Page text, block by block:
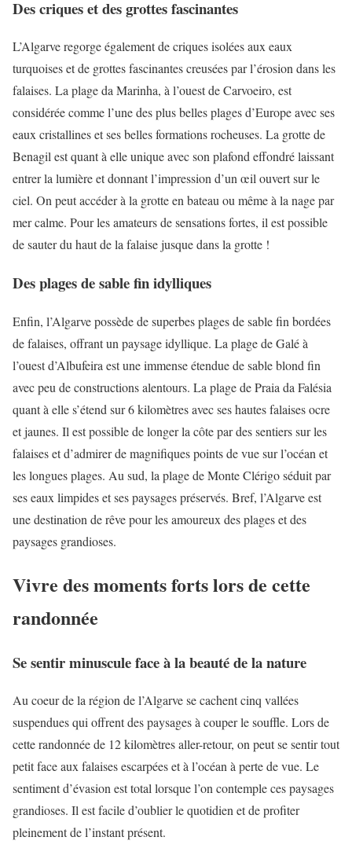
Des criques et des grottes fascinantes
L’Algarve regorge également de criques isolées aux eaux
turquoises et de grottes fascinantes creusées par l’érosion dans les
falaises. La plage da Marinha, à l’ouest de Carvoeiro, est
considérée comme l’une des plus belles plages d’Europe avec ses
eaux cristallines et ses belles formations rocheuses. La grotte de
Benagil est quant à elle unique avec son plafond effondré laissant
entrer la lumière et donnant l’impression d’un œil ouvert sur le
ciel. On peut accéder à la grotte en bateau ou même à la nage par
mer calme. Pour les amateurs de sensations fortes, il est possible
de sauter du haut de la falaise jusque dans la grotte !
Des plages de sable fin idylliques
Enfin, l’Algarve possède de superbes plages de sable fin bordées
de falaises, offrant un paysage idyllique. La plage de Galé à
l’ouest d’Albufeira est une immense étendue de sable blond fin
avec peu de constructions alentours. La plage de Praia da Falésia
quant à elle s’étend sur 6 kilomètres avec ses hautes falaises ocre
et jaunes. Il est possible de longer la côte par des sentiers sur les
falaises et d’admirer de magnifiques points de vue sur l’océan et
les longues plages. Au sud, la plage de Monte Clérigo séduit par
ses eaux limpides et ses paysages préservés. Bref, l’Algarve est
une destination de rêve pour les amoureux des plages et des
paysages grandioses.
Vivre des moments forts lors de cette
randonnée
Se sentir minuscule face à la beauté de la nature
Au coeur de la région de l’Algarve se cachent cinq vallées
suspendues qui offrent des paysages à couper le souffle. Lors de
cette randonnée de 12 kilomètres aller-retour, on peut se sentir tout
petit face aux falaises escarpées et à l’océan à perte de vue. Le
sentiment d’évasion est total lorsque l’on contemple ces paysages
grandioses. Il est facile d’oublier le quotidien et de profiter
pleinement de l’instant présent.